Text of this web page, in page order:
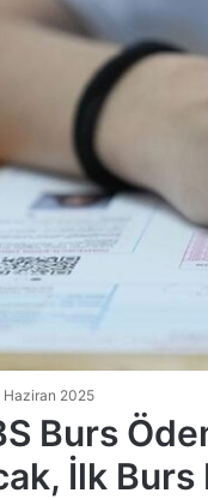
Haziran 2025
Burs
İlk Burs